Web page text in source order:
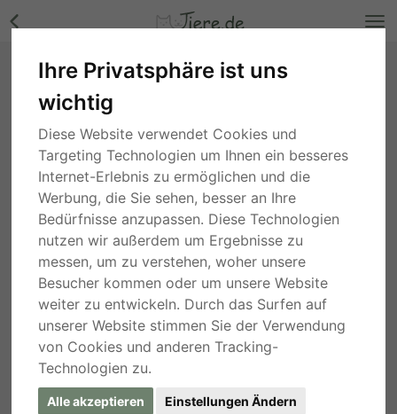
Ihre Privatsphäre ist uns
wichtig
Diese Website verwendet Cookies und
Targeting Technologien um Ihnen ein besseres
Internet-Erlebnis zu ermöglichen und die
Werbung, die Sie sehen, besser an Ihre
Bedürfnisse anzupassen. Diese Technologien
nutzen wir außerdem um Ergebnisse zu
messen, um zu verstehen, woher unsere
Besucher kommen oder um unsere Website
weiter zu entwickeln. Durch das Surfen auf
unserer Website stimmen Sie der Verwendung
von Cookies und anderen Tracking-
Technologien zu.
Alle akzeptieren Einstellungen Ändern
A-Kitten, Main Coon Jungtier - Katze Bilder
Nordrhein-Westfalen